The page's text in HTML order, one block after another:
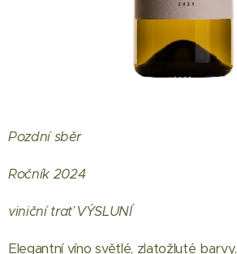
Pozdní sběr
Ročník 2024
viniční trať VÝSLUNÍ
Elegantní víno světlé, zlatožluté barvy.